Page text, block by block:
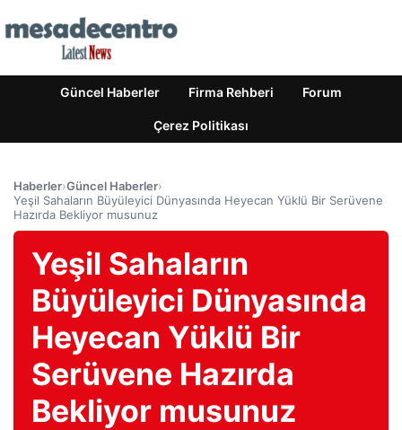
Güncel Haberler Firma Rehberi Forum
Çerez Politikası
Haberler›Güncel Haberler›
Yeşil Sahaların Büyüleyici Dünyasında Heyecan Yüklü Bir Serüvene
Hazırda Bekliyor musunuz
Yeşil Sahaların
Büyüleyici Dünyasında
Heyecan Yüklü Bir
Serüvene Hazırda
Bekliyor musunuz